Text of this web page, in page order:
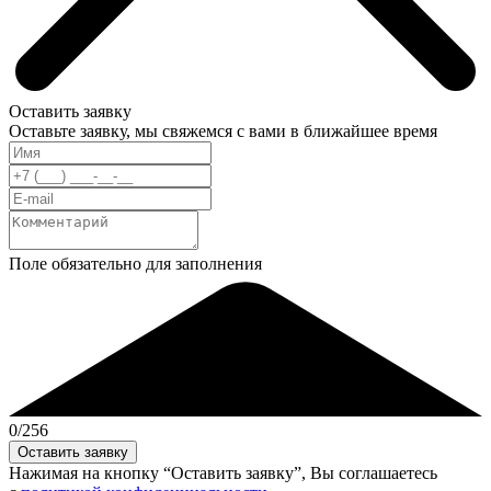
Оставить заявку
Оставьте заявку, мы свяжемся с вами в ближайшее время
Поле обязательно для заполнения
0/256
Нажимая на кнопку “Оставить заявку”, Вы соглашаетесь